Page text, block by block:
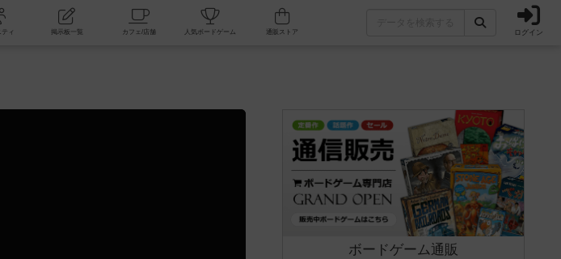
コミュニティ 掲示板一覧 カフェ/店舗 人気ボードゲーム ログイン
ボードゲーム通販